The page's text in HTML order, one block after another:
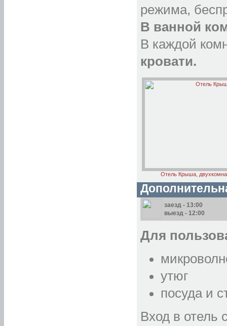
режима,
В ванной
В каждой
кровати.
Отель Крыша,
заезд - 13:00
выезд - 12:00
Для
утюг
посуда и
Вход в отель